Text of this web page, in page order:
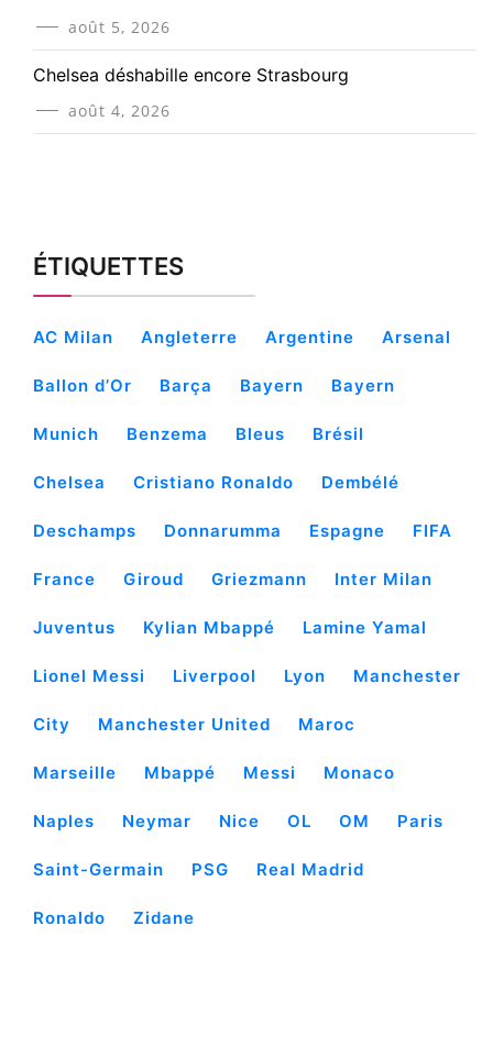
août 5, 2026
Chelsea déshabille encore Strasbourg
août 4, 2026
ÉTIQUETTES
AC Milan Angleterre Argentine Arsenal
Ballon d’Or Barça Bayern Bayern
Munich Benzema Bleus Brésil
Chelsea Cristiano Ronaldo Dembélé
Deschamps Donnarumma Espagne FIFA
France Giroud Griezmann Inter Milan
Juventus Kylian Mbappé Lamine Yamal
Lionel Messi Liverpool Lyon Manchester
City Manchester United Maroc
Marseille Mbappé Messi Monaco
Naples Neymar Nice OL OM Paris
Saint-Germain PSG Real Madrid
Ronaldo Zidane